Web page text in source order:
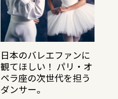
日本のバレエファンに
観てほしい！ パリ・オ
ペラ座の次世代を担う
ダンサー。